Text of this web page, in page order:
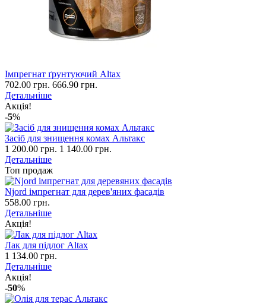
Імпрегнат ґрунтуючий Altax
702.00 грн. 666.90 грн.
Детальніше
Акція!
-5%
Засіб для знищення комах Альтакс
1 200.00 грн. 1 140.00 грн.
Детальніше
Топ продаж
Njord імпрегнат для дерев'яних фасадів
558.00 грн.
Детальніше
Акція!
Лак для підлог Altax
1 134.00 грн.
Детальніше
Акція!
-50%